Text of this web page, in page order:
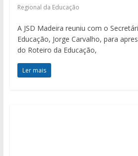
Regional da Educação
A JSD Madeira reuniu com o
Educação, Jorge Carvalho, para
do Roteiro da Educação,
Ler mais